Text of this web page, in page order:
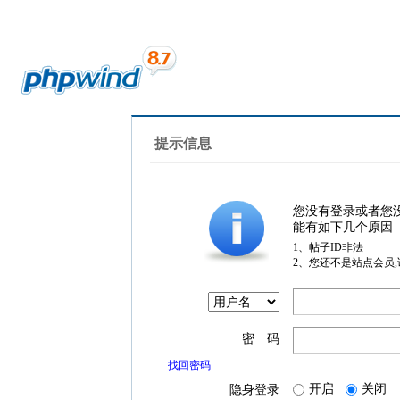
提示信息
您没有登录或者您
能有如下几个原因
1、帖子ID非法
2、您还不是站点会员
密 码
找回密码
隐身登录 开启 关闭